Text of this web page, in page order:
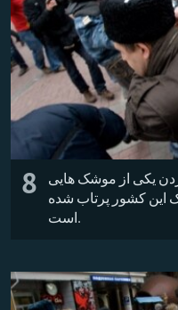
8
یکی از موشک هایی
این کشور پرتاب شده
است.